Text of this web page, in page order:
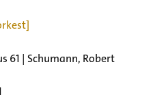
61 | Schumann, Robert